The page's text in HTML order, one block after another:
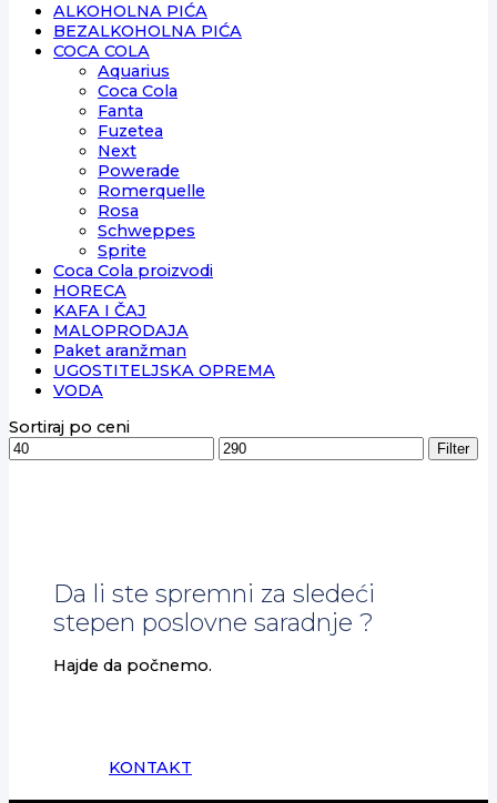
ALKOHOLNA PIĆA
BEZALKOHOLNA PIĆA
COCA COLA
Aquarius
Coca Cola
Fanta
Fuzetea
Next
Powerade
Romerquelle
Rosa
Schweppes
Sprite
Coca Cola proizvodi
HORECA
KAFA I ČAJ
MALOPRODAJA
Paket aranžman
UGOSTITELJSKA OPREMA
VODA
Sortiraj po ceni
Minimalna
cena
Maksimalna
cena
Filter
Da li ste spremni za sledeći
stepen poslovne saradnje ?
Hajde da počnemo.
KONTAKT